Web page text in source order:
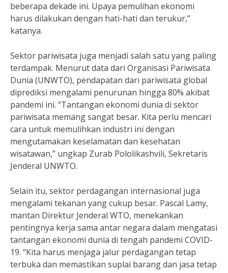
beberapa dekade ini. Upaya pemulihan ekonomi
harus dilakukan dengan hati-hati dan terukur,”
katanya.
Sektor pariwisata juga menjadi salah satu yang paling
terdampak. Menurut data dari Organisasi Pariwisata
Dunia (UNWTO), pendapatan dari pariwisata global
diprediksi mengalami penurunan hingga 80% akibat
pandemi ini. “Tantangan ekonomi dunia di sektor
pariwisata memang sangat besar. Kita perlu mencari
cara untuk memulihkan industri ini dengan
mengutamakan keselamatan dan kesehatan
wisatawan,” ungkap Zurab Pololikashvili, Sekretaris
Jenderal UNWTO.
Selain itu, sektor perdagangan internasional juga
mengalami tekanan yang cukup besar. Pascal Lamy,
mantan Direktur Jenderal WTO, menekankan
pentingnya kerja sama antar negara dalam mengatasi
tantangan ekonomi dunia di tengah pandemi COVID-
19. “Kita harus menjaga jalur perdagangan tetap
terbuka dan memastikan suplai barang dan jasa tetap